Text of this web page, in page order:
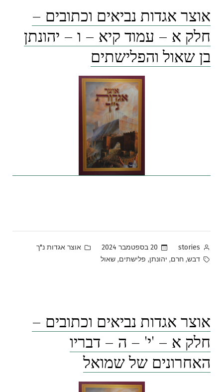
אוצר אגדות נביאים וכתובים –
חלק א – עמוד קיא – ו – יהונתן
בן שאול והפלישתים
Posted
by
stories 20 בספטמבר 2024
Posted
אוצר אגדות נ"ך
Tags:
דבש, חרם, יהונתן, פלישתים, שאול
אוצר אגדות נביאים וכתובים –
חלק א – 'י' – ה – דבריו
האחרונים של שמואל